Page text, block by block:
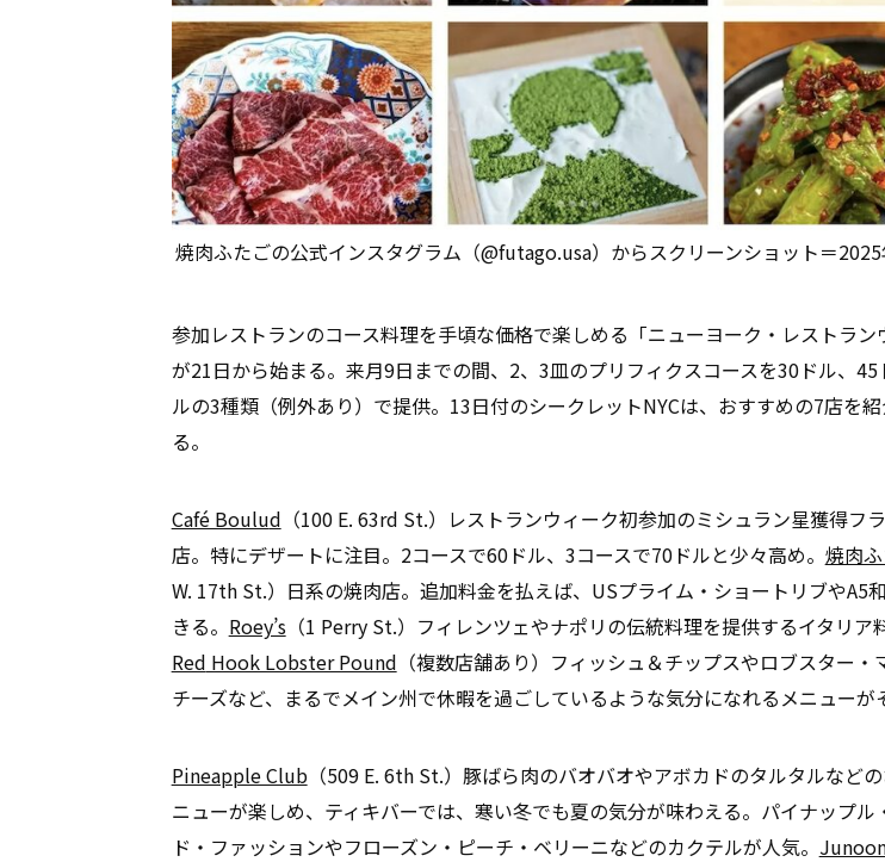
焼肉ふたごの公式インスタグラム（@futago.usa）からスクリーンショット＝
参加レストランのコース料理を手頃な価格で楽しめる「ニューヨーク・レストラン
が21日から始まる。来月9日までの間、2、3皿のプリフィクスコースを30ドル、45
ルの3種類（例外あり）で提供。13日付のシークレットNYCは、おすすめの7店を
る。
Café Boulud （100 E. 63rd St.）レストランウィーク初参加のミシュラン星獲得フ
店。特にデザートに注目。2コースで60ドル、3コースで70ドルと少々高め。 焼肉
W. 17th St.）日系の焼肉店。追加料金を払えば、USプライム・ショートリブやA5
きる。 Roey’s（1 Perry St.）フィレンツェやナポリの伝統料理を提供するイタリア
Red Hook Lobster Pound （複数店舗あり）フィッシュ＆チップスやロブスター・
チーズなど、まるでメイン州で休暇を過ごしているような気分になれるメニューが
Pineapple Club（509 E. 6th St.）豚ばら肉のバオバオやアボカドのタルタルなど
ニューが楽しめ、ティキバーでは、寒い冬でも夏の気分が味わえる。パイナップル
ド・ファッションやフローズン・ピーチ・ベリーニなどのカクテルが人気。